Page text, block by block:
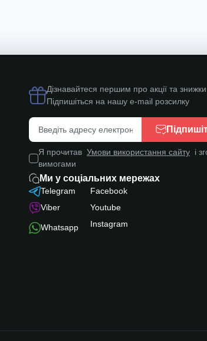
Ми у соціальних мережах
Telegram
Viber
Whatsapp
Facebook
Youtube
Instagram
Дізнавайтеся першим про акції та знижки
Підпишіться на нашу e-mail розсилку
Я прочитав Умови використання сайту і
вимогами